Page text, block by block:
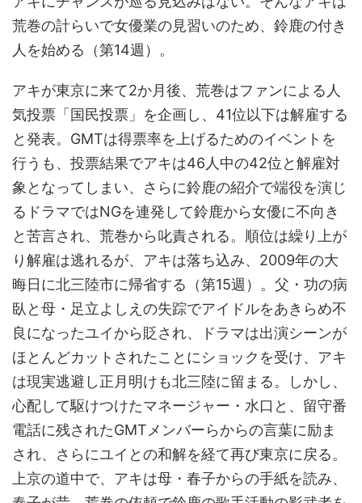
荒巻の計らいで女優業の見習いのため、鈴鹿の付き
人を始める（第14週）。
アキが東京に来て2か月後、荒巻はファンによる人
気投票「国民投票」を企画し、41位以下は解雇する
と発表。GMTは得票率を上げるためのイベントを
行うも、投票結果でアキは46人中の42位と解雇対
象となってしまい、さらに鈴鹿の紹介で端役を演じ
るドラマではNGを連発して鈴鹿から女優に不向き
と苦言され、荒巻から叱責される。順位は繰り上が
り解雇は逃れるが、アキは落ち込み、2009年の大
晦日に北三陸市に帰省する（第15週）。父・功の病
臥と母・足立よしえの失踪でアイドルをあきらめ不
良になったユイから貶され、ドラマは出演シーンが
ほとんどカットされたことにショックを受け、アキ
は現実逃避し正月明けも北三陸に留まる。しかし、
心配して駆けつけたマネージャー・水口と、留守番
電話に残されたGMTメンバーらからの言葉に励ま
され、さらにユイとの和解を経て再び東京に戻る。
上京の道中で、アキは母・春子からの手紙を読み、